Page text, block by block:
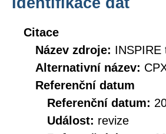
Citace
Název zdroje: INSPIRE
Alternativní název:
Referenční datum
Referenční datum:
Událost: revize